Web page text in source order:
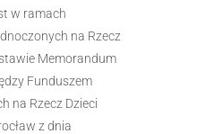
w ramach
na Rzecz
Memorandum
Funduszem
na Rzecz Dzieci
z dnia